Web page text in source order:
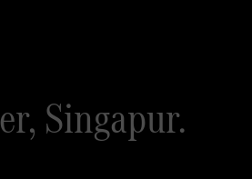
Singapur.